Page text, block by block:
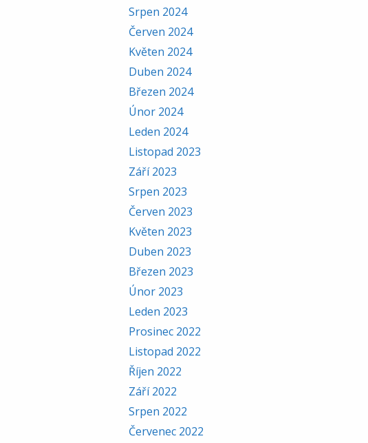
Srpen 2024
Červen 2024
Květen 2024
Duben 2024
Březen 2024
Únor 2024
Leden 2024
Listopad 2023
Září 2023
Srpen 2023
Červen 2023
Květen 2023
Duben 2023
Březen 2023
Únor 2023
Leden 2023
Prosinec 2022
Listopad 2022
Říjen 2022
Září 2022
Srpen 2022
Červenec 2022